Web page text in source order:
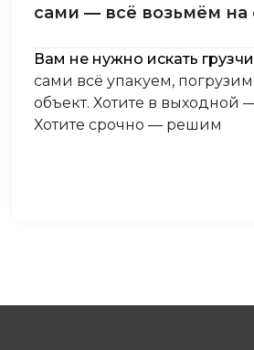
caми — вcё вoзьмём нa
Вам не нужно искать
сами всё упакуем,
объект. Хотите в выходной
Хотите срочно — решим